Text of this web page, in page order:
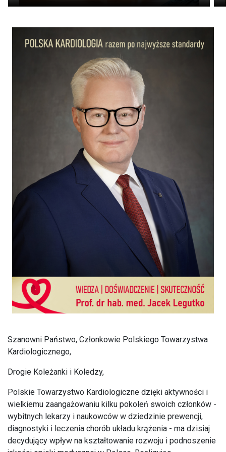
Szanowni Państwo, Członkowie Polskiego Towarzystwa
Kardiologicznego,
Drogie Koleżanki i Koledzy,
Polskie Towarzystwo Kardiologiczne dzięki aktywności i
wielkiemu zaangażowaniu kilku pokoleń swoich członków -
wybitnych lekarzy i naukowców w dziedzinie prewencji,
diagnostyki i leczenia chorób układu krążenia - ma dzisiaj
decydujący wpływ na kształtowanie rozwoju i podnoszenie